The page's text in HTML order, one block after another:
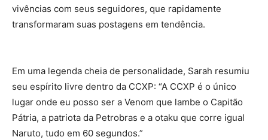
vivências com seus seguidores, que rapidamente
transformaram suas postagens em tendência.
Em uma legenda cheia de personalidade, Sarah resumiu
seu espírito livre dentro da CCXP: “A CCXP é o único
lugar onde eu posso ser a Venom que lambe o Capitão
Pátria, a patriota da Petrobras e a otaku que corre igual
Naruto, tudo em 60 segundos.”